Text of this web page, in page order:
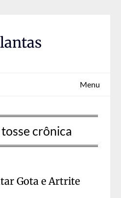
Menu
tosse crônica
Gota e Artrite